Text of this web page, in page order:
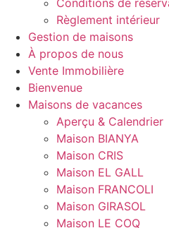
Règlement intérieur
Gestion de maisons
À propos de nous
Vente Immobilière
Bienvenue
Maisons de vacances
Aperçu & Calendrier
Maison BIANYA
Maison CRIS
Maison EL GALL
Maison FRANCOLI
Maison GIRASOL
Maison LE COQ